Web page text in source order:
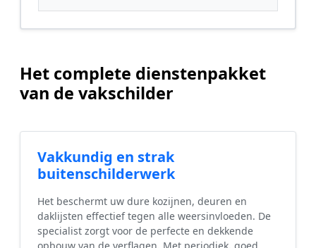
Het complete dienstenpakket
van de vakschilder
Vakkundig en strak
buitenschilderwerk
Het beschermt uw dure kozijnen, deuren en
daklijsten effectief tegen alle weersinvloeden. De
specialist zorgt voor de perfecte en dekkende